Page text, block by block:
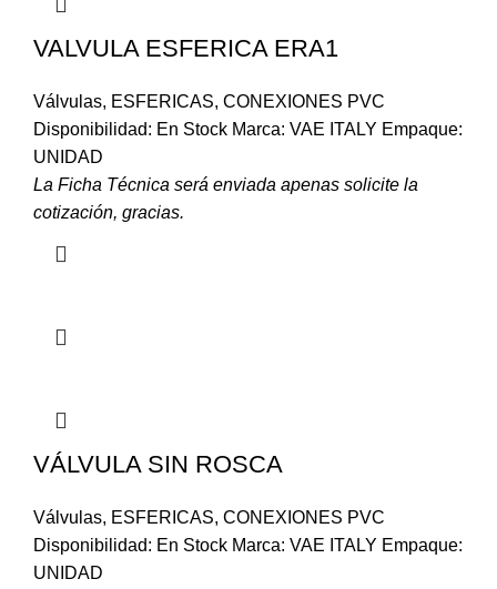
VALVULA ESFERICA ERA1
Válvulas, ESFERICAS, CONEXIONES PVC
Disponibilidad: En Stock Marca: VAE ITALY Empaque:
UNIDAD
La Ficha Técnica será enviada apenas solicite la
cotización, gracias.
VÁLVULA SIN ROSCA
Válvulas, ESFERICAS, CONEXIONES PVC
Disponibilidad: En Stock Marca: VAE ITALY Empaque:
UNIDAD